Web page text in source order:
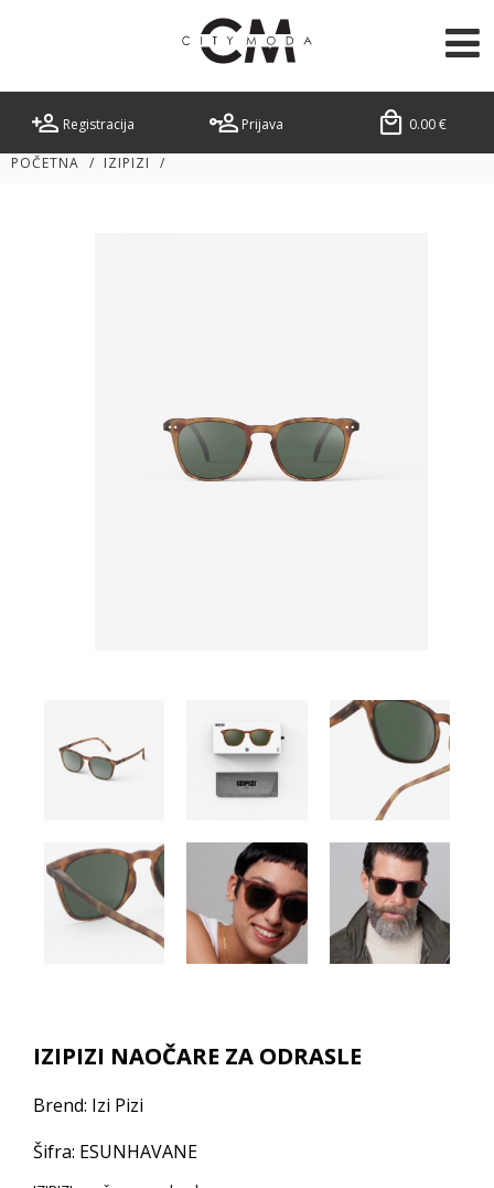
Registracija Prijava 0.00€
POČETNA / IZIPIZI /
IZIPIZI NAOČARE ZA ODRASLE
Brend: Izi Pizi
Šifra: ESUNHAVANE